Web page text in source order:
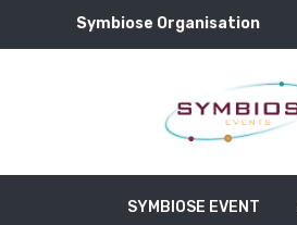
Symbiose Organisation
SYMBIOSE EVENT